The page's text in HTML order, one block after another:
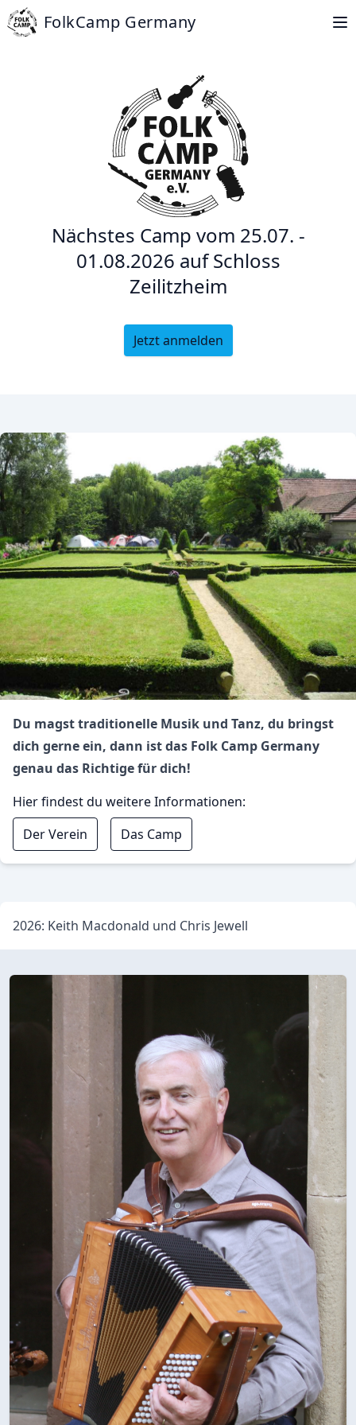
FolkCamp Germany
Nächstes Camp vom 25.07. -
01.08.2026 aufSchloss
Zeilitzheim
Jetzt anmelden
Du magst traditionelle Musik und Tanz, du bringst
dich gerne ein, dann ist das Folk Camp Germany
genau das Richtige für dich!
Hier findest du weitere Informationen:
Der Verein
Das Camp
2026: Keith Macdonald und Chris Jewell